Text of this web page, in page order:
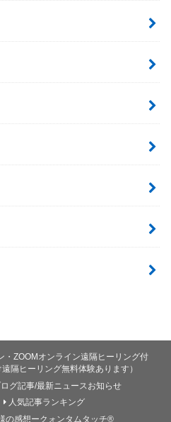
・ZOOMオンライン遠隔ヒーリング付
隔ヒーリング無料体験あります）
グ記事/最新ニュースお知らせ
人気記事ランキング
の感想ークォンタムタッチ®